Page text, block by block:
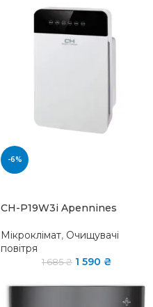
-6%
CH-P19W3i Apennines
Мікроклімат, Очищувачі
повітря
1 685₴ 1 590 ₴